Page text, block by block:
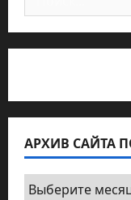
АРХИВ САЙТА
Архив